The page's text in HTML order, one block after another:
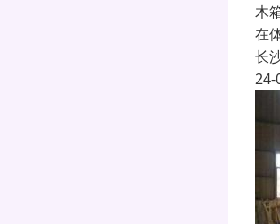
木
在
长
24-